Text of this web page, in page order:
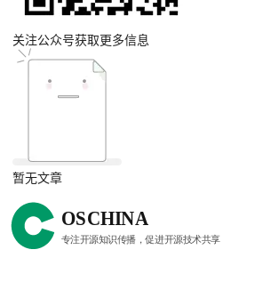
关注公众号获取更多信息
暂无文章